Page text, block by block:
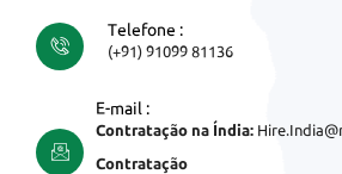
Telefone :
(+91) 91099 81136
E-mail :
Contratação na Índia:
Contratação